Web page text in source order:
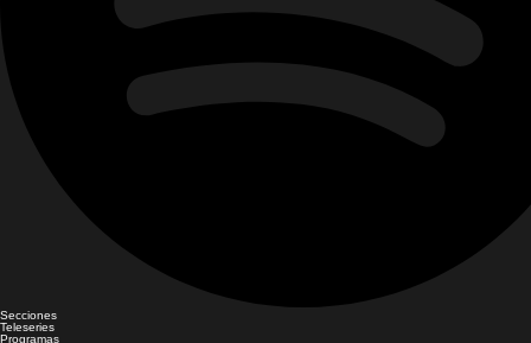
Secciones
Teleseries
Programas